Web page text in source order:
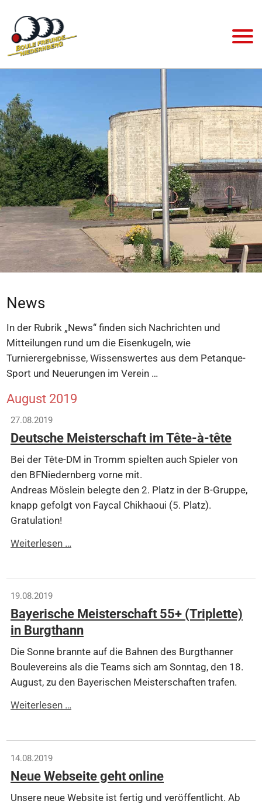
News
In der Rubrik „News“ finden sich Nachrichten und
Mitteilungen rund um die Eisenkugeln, wie
Turnierergebnisse, Wissenswertes aus dem Petanque-
Sport und Neuerungen im Verein …
August 2019
27.08.2019
Deutsche Meisterschaft im Tête-à-tête
Bei der Tête-DM in Tromm spielten auch Spieler von
den BFNiedernberg vorne mit.
Andreas Möslein belegte den 2. Platz in der B-Gruppe,
knapp gefolgt von Faycal Chikhaoui (5. Platz).
Gratulation!
Weiterlesen …
tête
19.08.2019
Bayerische Meisterschaft 55+ (Triplette)
in Burgthann
Die Sonne brannte auf die Bahnen des Burgthanner
Boulevereins als die Teams sich am Sonntag, den 18.
August, zu den Bayerischen Meisterschaften trafen.
Weiterlesen …
Burgthann
14.08.2019
Neue Webseite geht online
Unsere neue Website ist fertig und veröffentlicht. Ab